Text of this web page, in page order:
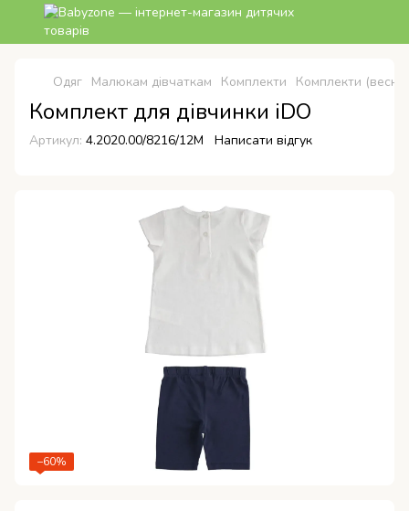
Одяг Малюкам дівчаткам Комплекти Комплекти
Комплект для дівчинки iDO
Артикул: 4.2020.00/8216/12M Написати відгук
−60%